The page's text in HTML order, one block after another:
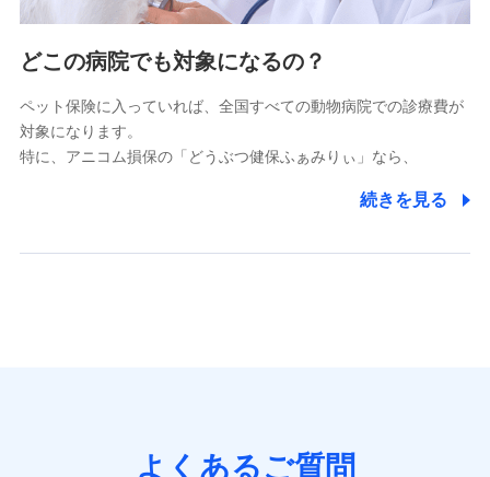
各種お問い合わせに対応するため
をお送りするため
アンケートの送付のため
分析するため
当社の対応品質向上やお問い合わせ内容の正確な把握のため
個人情報保護管理者の職名、連絡先
株式会社ドコモ・インシュアランス 営業部長
当社は利用目的の達成に必要な範囲内において個人情報
どこの病院でも対象になるの？
ペット保険に入っていれば、全国すべての動物病院での診療費が
対象になります。
特に、アニコム損保の「どうぶつ健保ふぁみりぃ」なら、
続きを見る
よくあるご質問